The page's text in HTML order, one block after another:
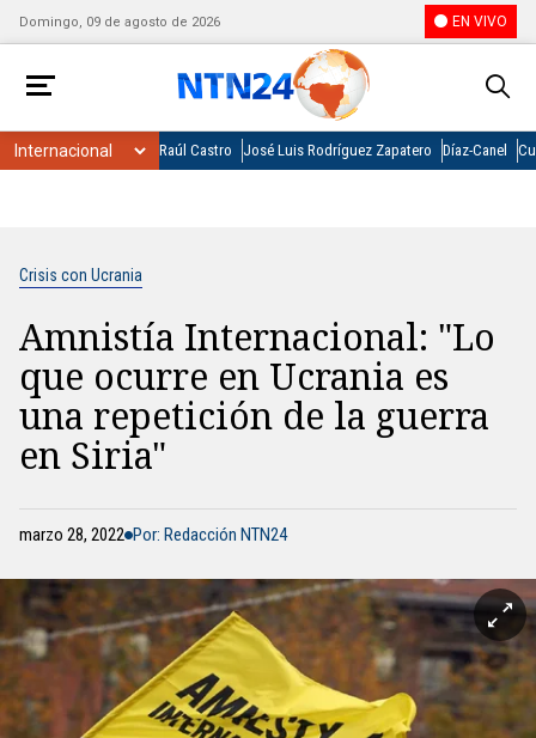
Domingo, 09 de agosto de 2026 EN VIVO
Raúl Castro José Luis Rodríguez Zapatero Díaz-Canel
Crisis con Ucrania
Amnistía Internacional: "Lo
que ocurre en Ucrania es
una repetición de la guerra
en Siria"
marzo 28, 2022 Por: Redacción NTN24